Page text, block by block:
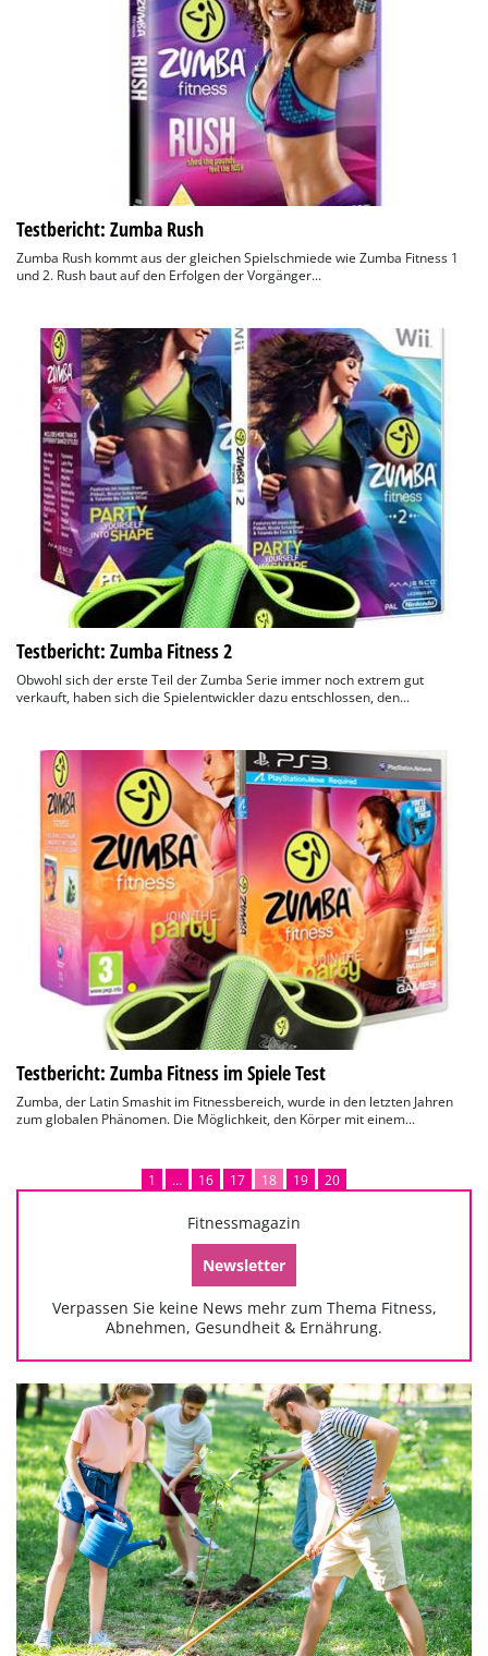
Testbericht: Zumba Rush
Zumba Rush kommt aus der gleichen Spielschmiede wie Zumba Fitness 1
und 2. Rush baut auf den Erfolgen der Vorgänger...
Testbericht: Zumba Fitness 2
Obwohl sich der erste Teil der Zumba Serie immer noch extrem gut
verkauft, haben sich die Spielentwickler dazu entschlossen, den...
Testbericht: Zumba Fitness im Spiele Test
Zumba, der Latin Smashit im Fitnessbereich, wurde in den letzten Jahren
zum globalen Phänomen. Die Möglichkeit, den Körper mit einem...
1 … 16 17 18 19 20
Fitnessmagazin
Newsletter
Verpassen Sie keine News mehr zum Thema Fitness,
Abnehmen, Gesundheit & Ernährung.